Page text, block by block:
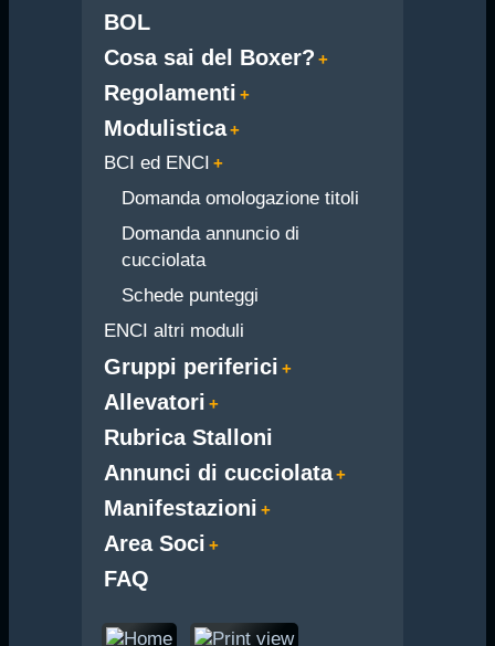
BOL
Cosa sai del Boxer?
Regolamenti
Modulistica
BCI ed ENCI
Domanda omologazione titoli
Domanda annuncio di
cucciolata
Schede punteggi
ENCI altri moduli
Gruppi periferici
Allevatori
Rubrica Stalloni
Annunci di cucciolata
Manifestazioni
Area Soci
FAQ